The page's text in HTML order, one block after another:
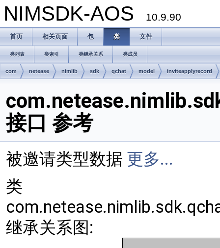
NIMSDK-AOS 10.9.90
首页 相关页面 包 类 文件
类列表 类索引 类继承关系 类成员
com netease nimlib sdk qchat model inviteapplyrecord
接口 参考
被邀请类型数据 更多...
类
继承关系图: